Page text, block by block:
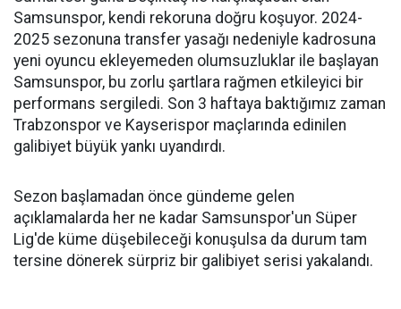
Samsunspor, kendi rekoruna doğru koşuyor. 2024-
2025 sezonuna transfer yasağı nedeniyle kadrosuna
yeni oyuncu ekleyemeden olumsuzluklar ile başlayan
Samsunspor, bu zorlu şartlara rağmen etkileyici bir
performans sergiledi. Son 3 haftaya baktığımız zaman
Trabzonspor ve Kayserispor maçlarında edinilen
galibiyet büyük yankı uyandırdı.
Sezon başlamadan önce gündeme gelen
açıklamalarda her ne kadar Samsunspor'un Süper
Lig'de küme düşebileceği konuşulsa da durum tam
tersine dönerek sürpriz bir galibiyet serisi yakalandı.